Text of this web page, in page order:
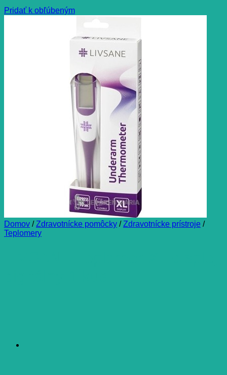
Pridať k obľúbeným
Domov / Zdravotnícke pomôcky / Zdravotnícke prístroje /
Teplomery